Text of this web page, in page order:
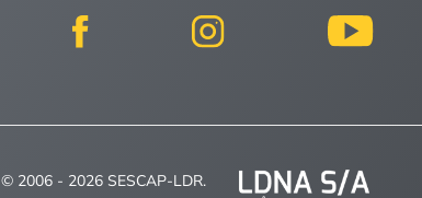
© 2006 - 2026 SESCAP-LDR.